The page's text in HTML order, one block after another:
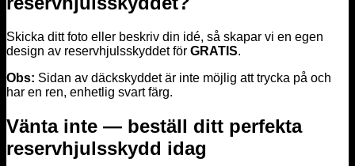
Skicka ditt foto eller beskriv din idé, så skapar vi en egen
design av reservhjulsskyddet för GRATIS.
Obs: Sidan av däckskyddet är inte möjlig att trycka på och
har en ren, enhetlig svart färg.
Vänta inte — beställ ditt perfekta
reservhjulsskydd idag